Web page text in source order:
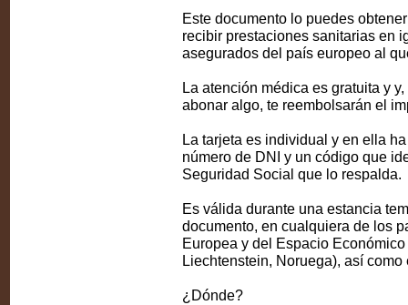
Este documento lo puedes
recibir prestaciones sanitarias en
asegurados del país europeo al
La atención médica es gratuita y
abonar algo, te reembolsarán el
La tarjeta es individual y en ella
número de DNI y un código que
Seguridad Social que lo respalda.
Es válida durante una estancia
documento, en cualquiera de los
Europea y del Espacio
Liechtenstein, Noruega), así como
¿Dónde?